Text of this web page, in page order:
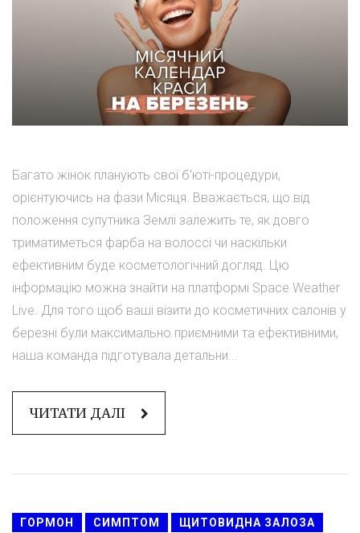
Багато жінок планують свої б'юті-процедури,
орієнтуючись на фази Місяця. Вважається, що від
положення супутника Землі залежить те, як довго
триматиметься фарба на волоссі чи наскільки
ефективним буде косметологічний догляд. Цю
інформацію можна знайти на платформі Space Weather
Live. Для того щоб ваші візити до косметичних салонів у
березні були максимально приємними та ефективними,
наша команда підготувала детальни...
ЧИТАТИ ДАЛІ
ГОРМОН СИМПТОМ ЩИТОВИДНА ЗАЛОЗА